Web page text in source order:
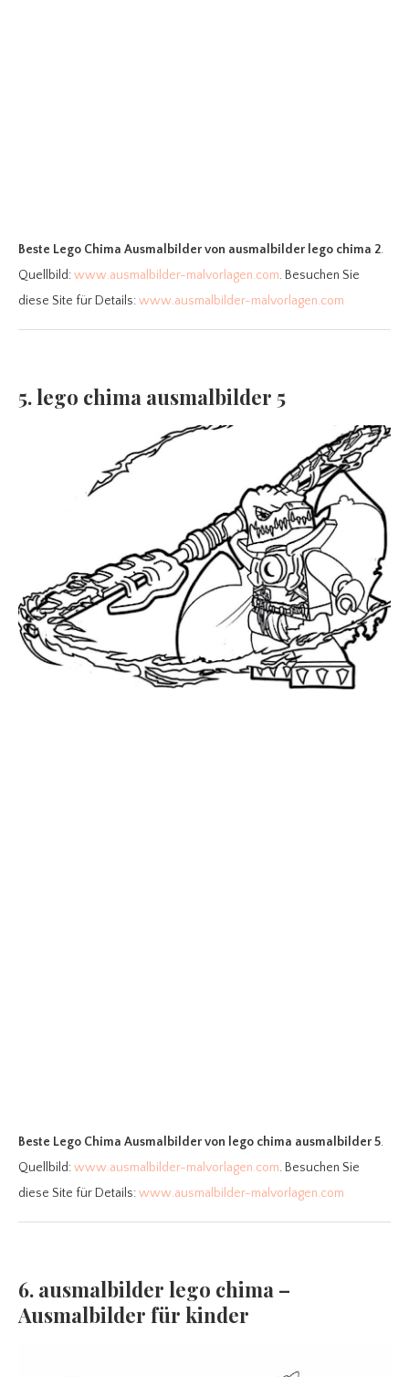
Beste Lego Chima Ausmalbildervon ausmalbilder lego chima 2.
Quellbild:www.ausmalbilder-malvorlagen.com. Besuchen Sie
diese Site für Details:www.ausmalbilder-malvorlagen.com
5. lego chima ausmalbilder 5
Beste Lego Chima Ausmalbildervon lego chima ausmalbilder 5.
Quellbild:www.ausmalbilder-malvorlagen.com. Besuchen Sie
diese Site für Details:www.ausmalbilder-malvorlagen.com
6. ausmalbilder lego chima –
Ausmalbilder für kinder